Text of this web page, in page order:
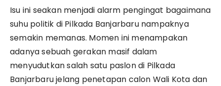
Isu ini seakan menjadi alarm pengingat bagaimana
suhu politik di Pilkada Banjarbaru nampaknya
semakin memanas. Momen ini menampakan
adanya sebuah gerakan masif dalam
menyudutkan salah satu paslon di Pilkada
Banjarbaru jelang penetapan calon Wali Kota dan